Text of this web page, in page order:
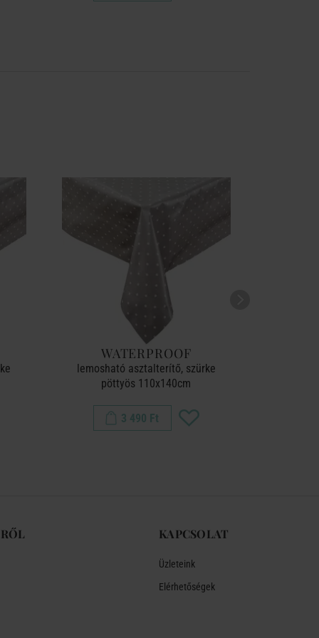
WATERPROOF
lemosható asztalterítő, szürke
pöttyös 110x140cm
3 490 Ft
KAPCSOLAT
Üzleteink
Elérhetőségek